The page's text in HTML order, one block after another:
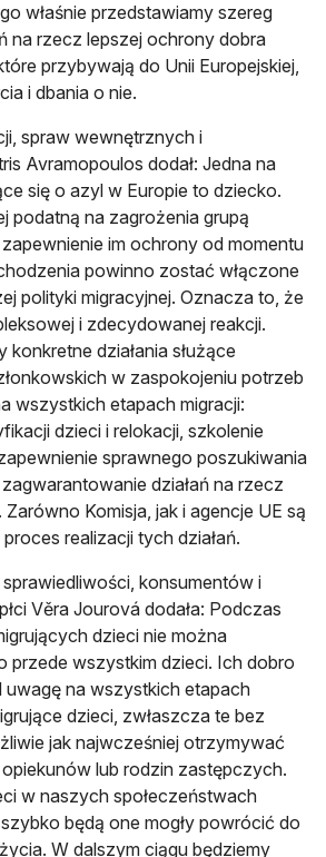
właśnie przedstawiamy szereg
na rzecz lepszej ochrony dobra
przybywają do Unii Europejskiej,
i dbania o nie.
spraw wewnętrznych i
Avramopoulos dodał: Jedna na
się o azyl w Europie to dziecko.
podatną na zagrożenia grupą
im ochrony od momentu
powinno zostać włączone
polityki migracyjnej. Oznacza to, że
i zdecydowanej reakcji.
konkretne działania służące
w zaspokojeniu potrzeb
wszystkich etapach migracji:
dzieci i relokacji, szkolenie
sprawnego poszukiwania
działań na rzecz
Komisja, jak i agencje UE są
realizacji tych działań.
konsumentów i
Věra Jourová dodała: Podczas
dzieci nie można
przede wszystkim dzieci. Ich dobro
uwagę na wszystkich etapach
dzieci, zwłaszcza te bez
jak najwcześniej otrzymywać
lub rodzin zastępczych.
w naszych społeczeństwach
będą one mogły powrócić do
W dalszym ciągu będziemy